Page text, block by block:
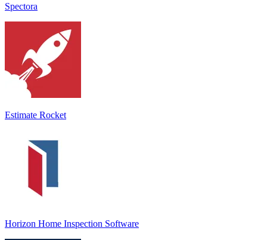
Spectora
Estimate Rocket
Horizon Home Inspection Software